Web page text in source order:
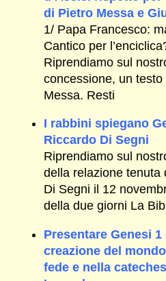
di Pietro Messa e
1/ Papa Francesco:
Cantico per
Riprendiamo sul
concessione, un
Messa. Resti
I rabbini spiegano
Riccardo Di Segni
Riprendiamo sul
della relazione tenuta
Di Segni il 12
della due giorni La
Presentare Genesi
creazione del
fede e nella